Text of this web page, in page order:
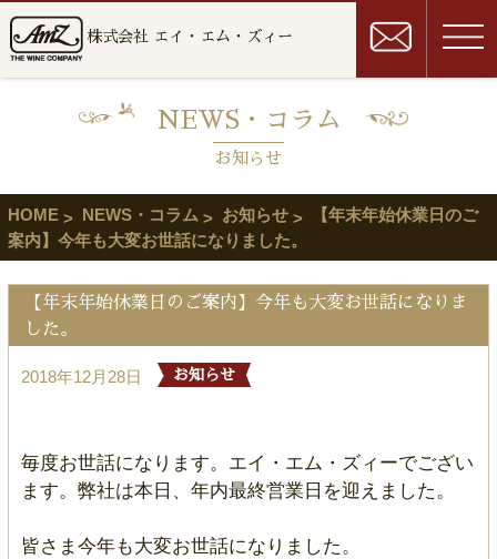
株式会社 エイ・エム・ズィー
NEWS・コラム
お知らせ
HOME NEWS・コラム お知らせ
【年末年始休業日のご
案内】今年も大変お世話になりました。
【年末年始休業日のご案内】今年も大変お世話になりま
した。
2018年12月28日 お知らせ
毎度お世話になります。エイ・エム・ズィーでござい
ます。弊社は本日、年内最終営業日を迎えました。
皆さま今年も大変お世話になりました。